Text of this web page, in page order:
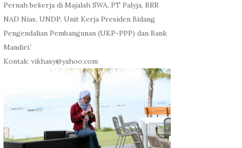
Pernah bekerja di Majalah SWA, PT Palyja, BRR
NAD Nias, UNDP, Unit Kerja Presiden Bidang
Pengendalian Pembangunan (UKP-PPP) dan Bank
Mandiri.’
Kontak: vikhasy@yahoo.com